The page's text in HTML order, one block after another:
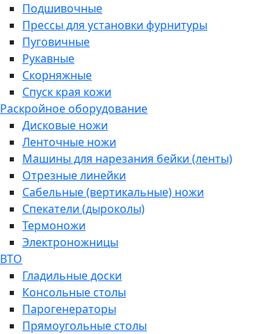
Подшивочные
Прессы для установки фурнитуры
Пуговичные
Рукавные
Скорняжные
Спуск края кожи
Раскройное оборудование
Дисковые ножи
Ленточные ножи
Машины для нарезания бейки (ленты)
Отрезные линейки
Сабельные (вертикальные) ножи
Спекатели (дыроколы)
Термоножи
Электроножницы
ВТО
Гладильные доски
Консольные столы
Парогенераторы
Прямоугольные столы